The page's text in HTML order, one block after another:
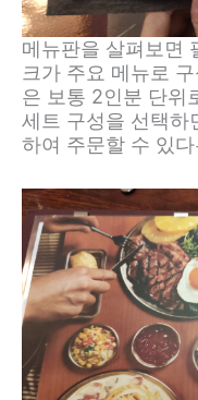
메뉴판을 살펴보면
크가 주요 메뉴로
은 보통 2인분 단위
세트 구성을 선택하
하여 주문할 수 있